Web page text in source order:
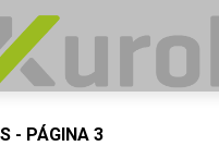
- PÁGINA 3